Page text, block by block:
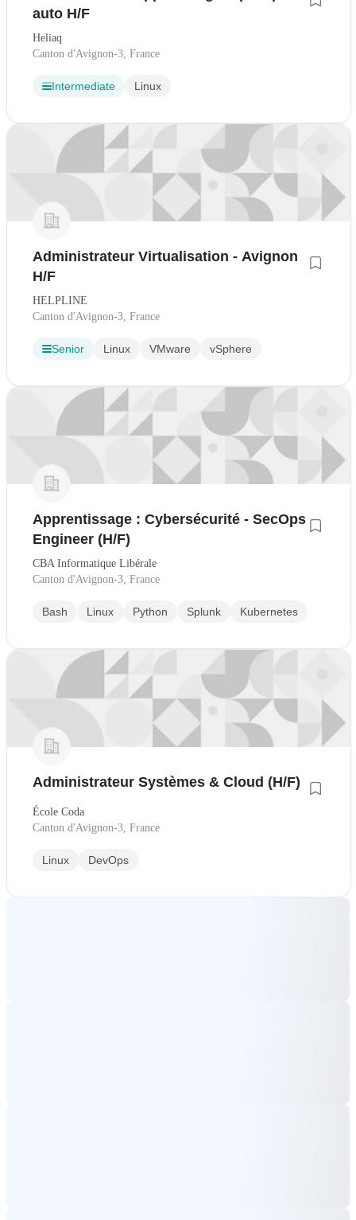
auto H/F
Heliaq
Canton d'Avignon-3, France
Intermediate Linux
Administrateur Virtualisation - Avignon
H/F
HELPLINE
Canton d'Avignon-3, France
Senior Linux VMware vSphere
Apprentissage : Cybersécurité - SecOps
Engineer (H/F)
CBA Informatique Libérale
Canton d'Avignon-3, France
Bash Linux Python Splunk Kubernetes
Administrateur Systèmes & Cloud (H/F)
École Coda
Canton d'Avignon-3, France
Linux DevOps